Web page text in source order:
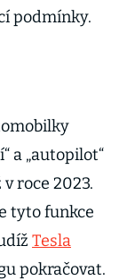
podmínky.
a „autopilot“
roce 2023.
tyto funkce
Tesla
pokračovat.